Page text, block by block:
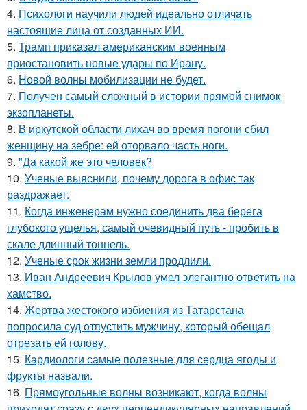
4. Психологи научили людей идеально отличать
настоящие лица от созданных ИИ.
5. Трамп приказал американским военным
приостановить новые удары по Ирану.
6. Новой волны мобилизации не будет.
7. Получен самый сложный в истории прямой снимок
экзопланеты.
8. В иркутской области лихач во время погони сбил
женщину на зебре: ей оторвало часть ноги.
9. "Да какой же это человек?
10. Ученые выяснили, почему дорога в офис так
раздражает.
11. Когда инженерам нужно соединить два берега
глубокого ущелья, самый очевидный путь - пробить в
скале длинный тоннель.
12. Ученые срок жизни земли продлили.
13. Иван Андреевич Крылов умел элегантно ответить на
хамство.
14. Жертва жестокого избиения из Татарстана
попросила суд отпустить мужчину, который обещал
отрезать ей голову.
15. Кардиологи самые полезные для сердца ягоды и
фрукты назвали.
16. Прямоугольные волны возникают, когда волны